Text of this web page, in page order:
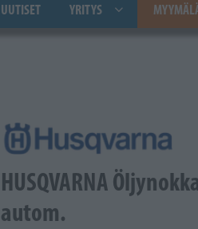
UUTISET YRITYS
HUSQVARNA
autom.